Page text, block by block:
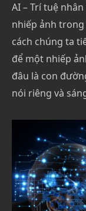
AI – Trí tuệ
nhiếp ảnh
cách chúng ta
để một nhiếp
đâu là con
nói riêng và